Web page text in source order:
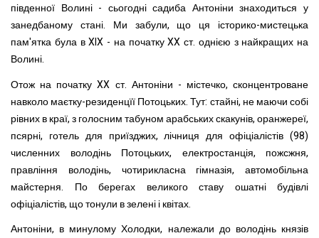
південної Волині - сьогодні садиба Антоніни знаходиться у
занедбаному стані. Ми забули, що ця історико-мистецька
пам'ятка була в XIX - на початку XX ст. однією з найкращих на
Волині.
Отож на початку XX ст. Антоніни - містечко, сконцентроване
навколо маєтку-резиденцїї Потоцьких. Тут: стайні, не маючи собі
рівних в краї, з голосним табуном арабських скакунів, оранжереї,
псярні, готель для приїзджих, лічниця для офіціалістів (98)
численних володінь Потоцьких, електростанція, пожсжня,
правління володінь, чотирикласна гімназія, автомобільна
майстерня. По берегах великого ставу ошатні будівлі
офіціалістів, що тонули в зелені і квітах.
Антоніни, в минулому Холодки, належали до володінь князів